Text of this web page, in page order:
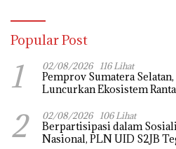
Popular Post
1 02/08/2026 116 Lihat
Pemprov Sumatera
Luncurkan Ekosistem
Inflasi
2 02/08/2026 106 Lihat
Berpartisipasi dalam
Nasional, PLN UID S2JB